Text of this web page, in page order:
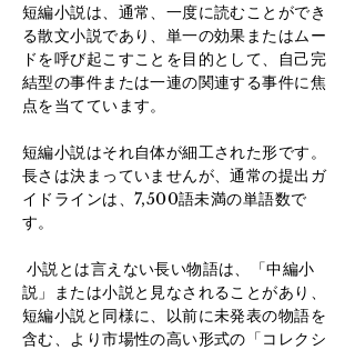
短編小説は、通常、一度に読むことができ
る散文小説であり、単一の効果またはムー
ドを呼び起こすことを目的として、自己完
結型の事件または一連の関連する事件に焦
点を当てています。
短編小説はそれ自体が細工された形です。
長さは決まっていませんが、通常の提出ガ
イドラインは、7,500語未満の単語数で
す。
小説とは言えない長い物語は、「中編小
説」または小説と見なされることがあり、
短編小説と同様に、以前に未発表の物語を
含む、より市場性の高い形式の「コレクシ